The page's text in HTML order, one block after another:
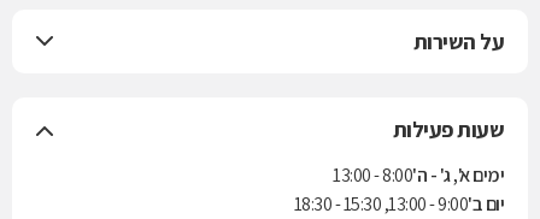
על השירות
שעות פעילות
ימים א', ג' - ה'8:00 - 13:00
יום ב'9:00 - 13:00, 15:30 - 18:30